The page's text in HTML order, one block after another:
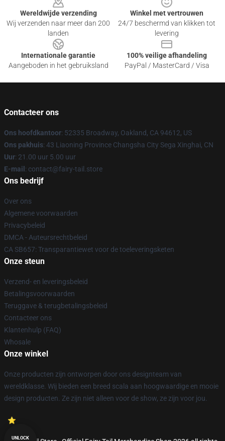
Wereldwijde verzending
Wij verzenden naar meer dan 200
landen
Winkel met vertrouwen
24/7 beschermd van klikken tot
levering
Internationale garantie
Aangeboden in het gebruiksland
100% veilige afhandeling
PayPal / MasterCard / Visa
Contacteer ons
Ons hoofdkantoor: 52335 Broadway, Oakland, CA 94612, US
Ons pakhuis: 43 Liaoning Province Changsha City Sega Xinghai, CN
Uur: 21.00 uur 5.00 uur
E-mail : contact@fairy-tail.store
Ons bedrijf
Over ons
Algemene voorwaarden
Privacybeleid
DMCA - Auteursrechtbeleid
CA SB657: Transparantiewet voor de toeleveringsketen
Onze steun
Verzend- en leveringsbeleid
Betalingsvoorwaarden
Teruggave & terugbetalingsbeleid
Contacteer ons
Klantenhulp (FAQ)
Whosale
Onze winkel
Onze producten zijn ontworpen door ons designteam van
wereldklasse. Wij bieden een breed scala aan hoogwaardige en mooie
design producten. Ze zijn niet alleen voor de show, ze zijn voor jou.
UNLOCK